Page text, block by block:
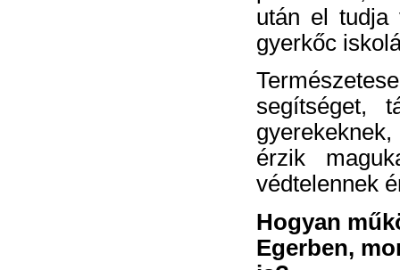
után el tudja
gyerkőc
segítséget,
érzik
védtelennek
Hogyan
Egerben,